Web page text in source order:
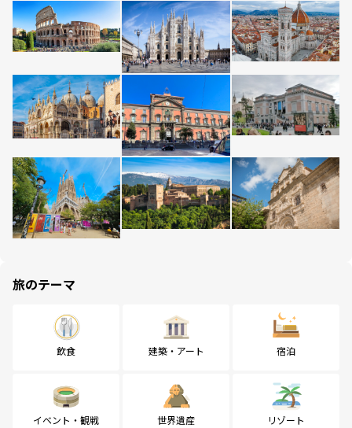
旅のテーマ
飲食 建築・アート 宿泊
イベント・観戦 世界遺産 リゾート